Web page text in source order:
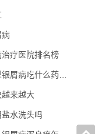
病
疗医院排名榜
吃什么药效果好
来越大
水洗头吗